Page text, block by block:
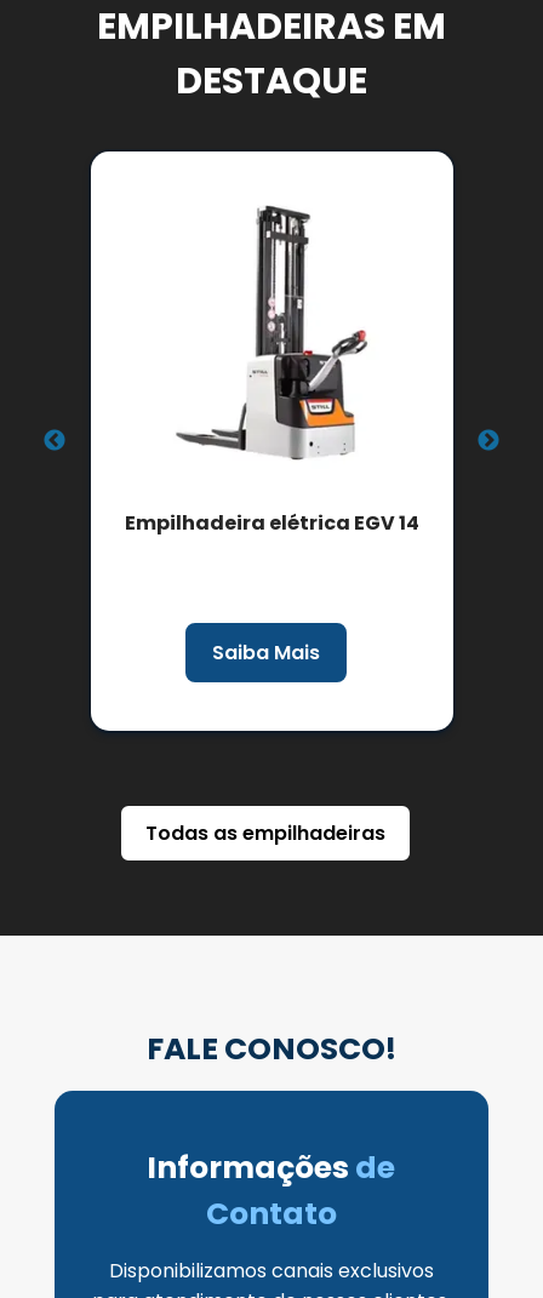
EMPILHADEIRAS EM
DESTAQUE
Empilhadeira elétrica EGV 14
Saiba Mais
Todas as empilhadeiras
FALE CONOSCO!
Informações de
Contato
Disponibilizamos canais exclusivos